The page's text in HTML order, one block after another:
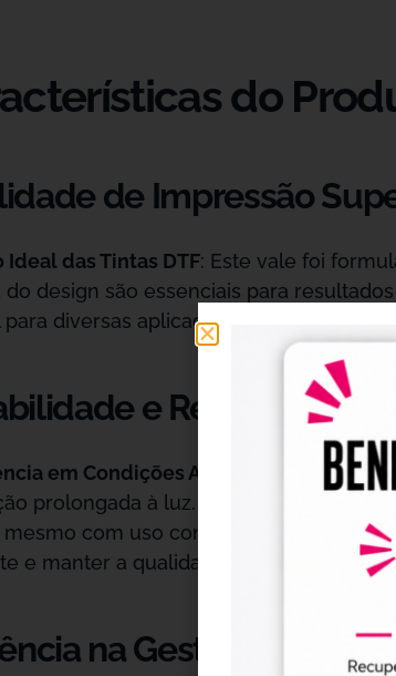
do
de Impressão
Ideal das Tintas DTF: Este vale foi
do design são essenciais para
diversas aplicações, desde a
e Resistência
em Condições Adversas
: O Vale
prolongada à luz. Essa durabilidade
com uso contínuo. Isso é
e manter a qualidade visual.
na Gestão de